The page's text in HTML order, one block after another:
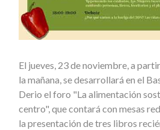
El jueves, 23 de noviembre, a
la mañana, se desarrollará en el
Derio el foro "La alimentación
centro", que contará con mesas
la presentación de tres libros